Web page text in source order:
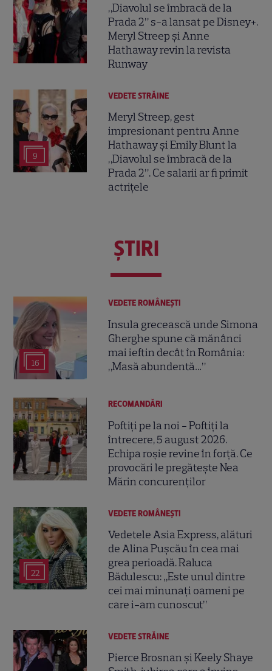
„Diavolul se îmbracă de la
Prada 2” s-a lansat pe Disney+.
Meryl Streep și Anne
Hathaway revin la revista
Runway
9
VEDETE STRĂINE
Meryl Streep, gest
impresionant pentru Anne
Hathaway și Emily Blunt la
„Diavolul se îmbracă de la
Prada 2”. Ce salarii ar fi primit
actrițele
ŞTIRI
16
VEDETE ROMÂNEŞTI
Insula grecească unde Simona
Gherghe spune că mănânci
mai ieftin decât în România:
„Masă abundentă…”
RECOMANDĂRI
Poftiți pe la noi - Poftiți la
întrecere, 5 august 2026.
Echipa roșie revine în forță. Ce
provocări le pregătește Nea
Mărin concurenților
22
VEDETE ROMÂNEŞTI
Vedetele Asia Express, alături
de Alina Pușcău în cea mai
grea perioadă. Raluca
Bădulescu: „Este unul dintre
cei mai minunați oameni pe
care i-am cunoscut”
VEDETE STRĂINE
Pierce Brosnan și Keely Shaye